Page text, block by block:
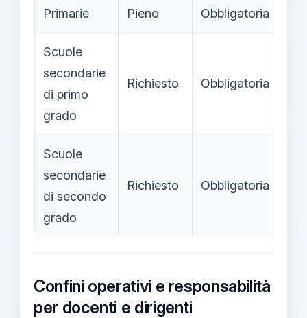
Primarie
Pieno
Obbligatoria
Scuole
secondarie
di primo
grado
Richiesto Obbligatoria
Scuole
secondarie
di secondo
grado
Richiesto Obbligatoria
Confini operativi e responsabilità
per docenti e dirigenti